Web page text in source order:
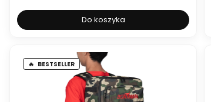
Do koszyka
BESTSELLER